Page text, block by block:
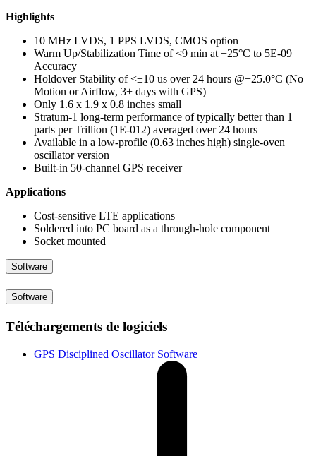
Highlights
10 MHz LVDS, 1 PPS LVDS, CMOS option
Warm Up/Stabilization Time of <9 min at +25°C to 5E-09
Accuracy
Holdover Stability of <±10 us over 24 hours @+25.0°C (No
Motion or Airflow, 3+ days with GPS)
Only 1.6 x 1.9 x 0.8 inches small
Stratum-1 long-term performance of typically better than 1
parts per Trillion (1E-012) averaged over 24 hours
Available in a low-profile (0.63 inches high) single-oven
oscillator version
Built-in 50-channel GPS receiver
Applications
Cost-sensitive LTE applications
Soldered into PC board as a through-hole component
Socket mounted
Software
Software
Téléchargements de logiciels
GPS Disciplined Oscillator Software